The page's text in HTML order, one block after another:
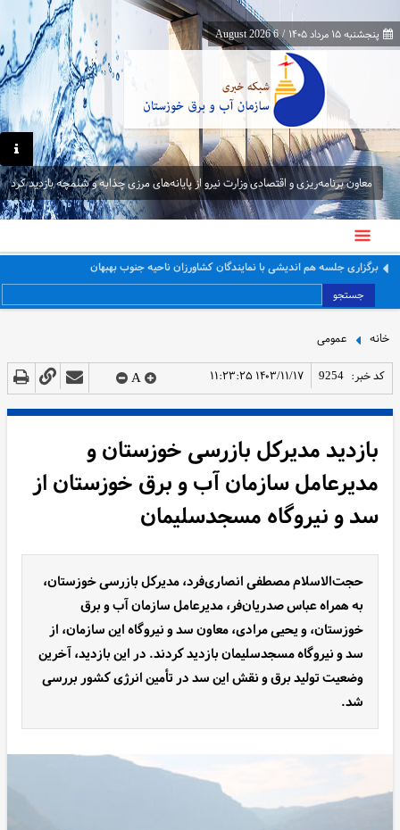
پنجشنبه ۱۵ مرداد ۱۴۰۵ /
6 August 2026
معاون برنامه‌ریزی و اقتصادی وزارت نیرو از پایانه‌های مرزی چذابه و شلمچه بازدید کرد
معاون برنامه‌ریزی و اقتصادی وزارت نیرو از پایانه‌های مرزی چذابه و شلمچه بازدید کرد
جستجو
خانه عمومی
کد خبر: 9254 ۱۴۰۳/۱۱/۱۷ ۱۱:۲۳:۲۵ A
بازدید مدیرکل بازرسی خوزستان و
مدیرعامل سازمان آب و برق خوزستان از
سد و نیروگاه مسجدسلیمان
حجت‌الاسلام مصطفی انصاری‌فرد، مدیرکل بازرسی خوزستان،
به همراه عباس صدریان‌فر، مدیرعامل سازمان آب و برق
خوزستان، و یحیی مرادی، معاون سد و نیروگاه این سازمان، از
سد و نیروگاه مسجدسلیمان بازدید کردند. در این بازدید، آخرین
وضعیت تولید برق و نقش این سد در تأمین انرژی کشور بررسی
شد.